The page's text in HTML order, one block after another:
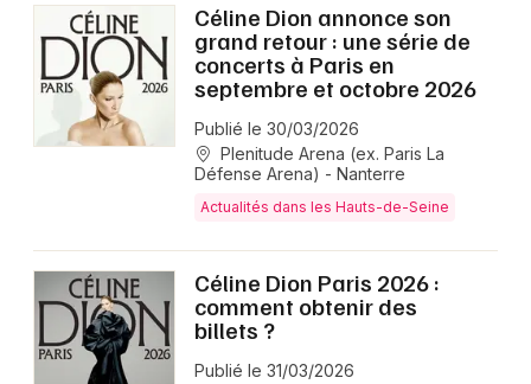
Céline Dion annonce son
grand retour : une série de
concerts à Paris en
septembre et octobre 2026
Publié le 30/03/2026
Plenitude Arena (ex. Paris La
Défense Arena) - Nanterre
Actualités dans les Hauts-de-Seine
Céline Dion Paris 2026 :
comment obtenir des
billets ?
Publié le 31/03/2026